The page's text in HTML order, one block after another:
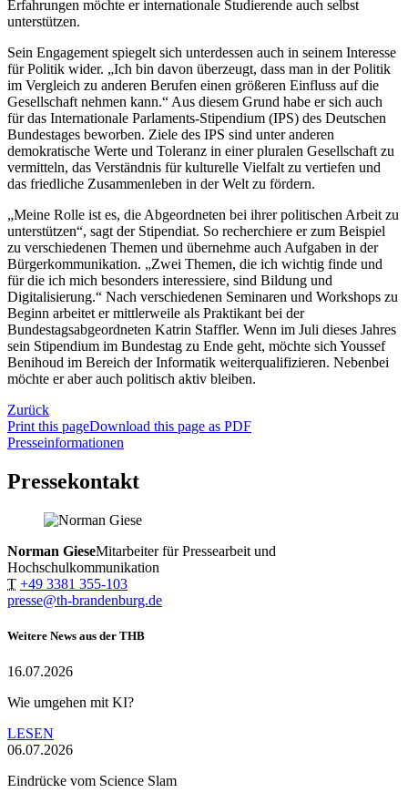
Erfahrungen möchte er internationale Studierende auch selbst
unterstützen.
Sein Engagement spiegelt sich unterdessen auch in seinem Interesse
für Politik wider. „Ich bin davon überzeugt, dass man in der Politik
im Vergleich zu anderen Berufen einen größeren Einfluss auf die
Gesellschaft nehmen kann.“ Aus diesem Grund habe er sich auch
für das Internationale Parlaments-Stipendium (IPS) des Deutschen
Bundestages beworben. Ziele des IPS sind unter anderen
demokratische Werte und Toleranz in einer pluralen Gesellschaft zu
vermitteln, das Verständnis für kulturelle Vielfalt zu vertiefen und
das friedliche Zusammenleben in der Welt zu fördern.
„Meine Rolle ist es, die Abgeordneten bei ihrer politischen Arbeit zu
unterstützen“, sagt der Stipendiat. So recherchiere er zum Beispiel
zu verschiedenen Themen und übernehme auch Aufgaben in der
Bürgerkommunikation. „Zwei Themen, die ich wichtig finde und
für die ich mich besonders interessiere, sind Bildung und
Digitalisierung.“ Nach verschiedenen Seminaren und Workshops zu
Beginn arbeitet er mittlerweile als Praktikant bei der
Bundestagsabgeordneten Katrin Staffler. Wenn im Juli dieses Jahres
sein Stipendium im Bundestag zu Ende geht, möchte sich Youssef
Benihoud im Bereich der Informatik weiterqualifizieren. Nebenbei
möchte er aber auch politisch aktiv bleiben.
Zurück
Print this pageDownload this page as PDF
Presseinformationen
Pressekontakt
Norman GieseMitarbeiter für Pressearbeit und
Hochschulkommunikation
T +49 3381 355-103
presse@th-brandenburg.de
Weitere News aus der THB
16.07.2026
Wie umgehen mit KI?
LESEN
06.07.2026
Eindrücke vom Science Slam